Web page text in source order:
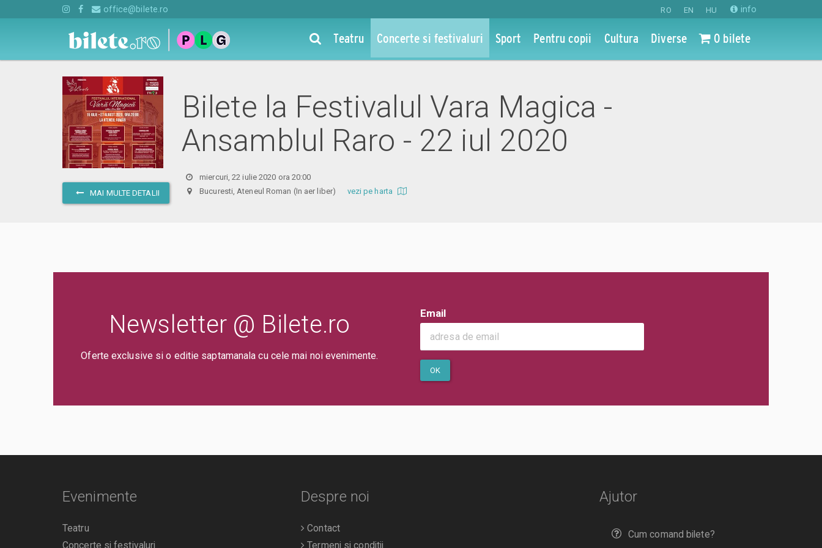
RO EN HU info
office@bilete.ro
Teatru Concerte si festivaluri Sport Pentru copii Cultura Diverse 0 bilete
MAI MULTE DETALII
Bilete la Festivalul Vara Magica -
Ansamblul Raro - 22 iul 2020
miercuri, 22 iulie 2020 ora 20:00
Bucuresti, Ateneul Roman (In aer liber) vezi pe harta
Newsletter @ Bilete.ro
Oferte exclusive si o editie saptamanala cu cele mai noi evenimente.
Email
OK
Ajutor
Cum comand bilete?
Evenimente
Teatru
Concerte si festivaluri
Despre noi
Contact
Termeni si conditii